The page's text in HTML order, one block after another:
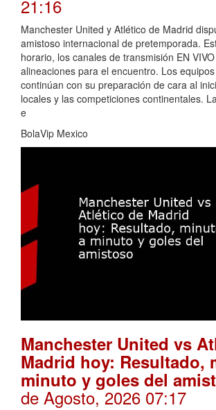
21:16
Manchester United y Atlético de Madrid
amistoso internacional de pretemporada.
horario, los canales de transmisión EN
alineaciones para el encuentro. Los
continúan con su preparación de cara al
locales y las competiciones continentales.
e
BolaVip Mexico
Manchester United vs
Madrid hoy: Resultado,
minuto y goles del
de Agosto, 2026 07:17